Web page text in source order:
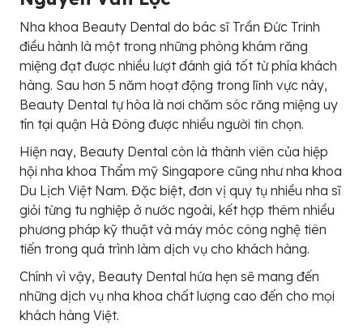
Nha khoa Beauty Dental do bác sĩ Trần Đức Trinh
điều hành là một trong những phòng khám răng
miệng đạt được nhiều lượt đánh giá tốt từ phía khách
hàng. Sau hơn 5 năm hoạt động trong lĩnh vực này,
Beauty Dental tự hòa là nơi chăm sóc răng miệng uy
tín tại quận Hà Đông được nhiều người tin chọn.
Hiện nay, Beauty Dental còn là thành viên của hiệp
hội nha khoa Thẩm mỹ Singapore cũng như nha khoa
Du Lịch Việt Nam. Đặc biệt, đơn vị quy tụ nhiều nha sĩ
giỏi từng tu nghiệp ở nước ngoài, kết hợp thêm nhiều
phương pháp kỹ thuật và máy móc công nghệ tiên
tiến trong quá trình làm dịch vụ cho khách hàng.
Chính vì vậy, Beauty Dental hứa hẹn sẽ mang đến
những dịch vụ nha khoa chất lượng cao đến cho mọi
khách hàng Việt.